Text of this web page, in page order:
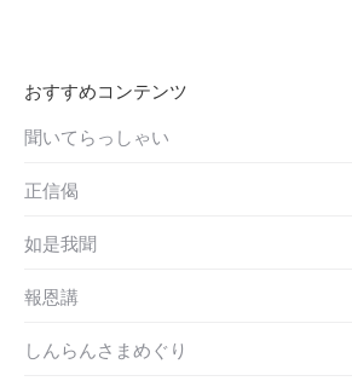
おすすめコンテンツ
聞いてらっしゃい
正信偈
如是我聞
報恩講
しんらんさまめぐり